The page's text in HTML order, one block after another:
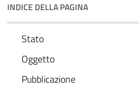
INDICE DELLA PAGINA
Stato
Oggetto
Pubblicazione